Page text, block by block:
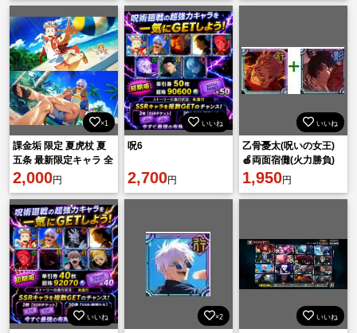
×1
課金垢 限定 夏虎杖 夏
五条 最新限定キャラ 全
キャラ完凸可能 共鳴凸
石5個
2,000円
いいね
呪6
2,700円
いいね
乙骨憂太(呪いの女王)
🍏両面宿儺(火力勝負)
🍏廻珠80000個
1,950円
いいね ×2 いいね